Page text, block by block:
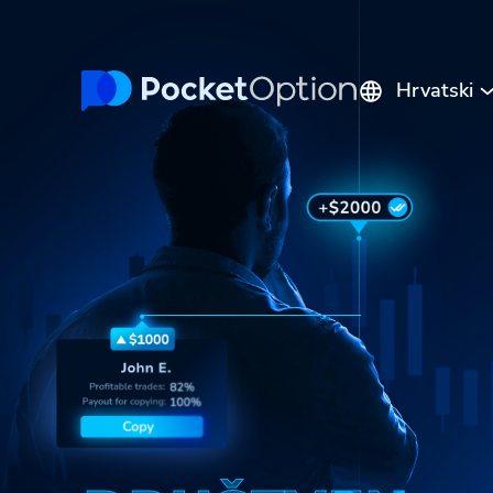
Hrvatski
Русский
Italiano
Polski
Deutsch
Tiếng Việt
العربية
Melayu
中文
Srpski
हिन्दी
ελληνικά
Українська
Pilipinas
Kiswahili
Հայերեն